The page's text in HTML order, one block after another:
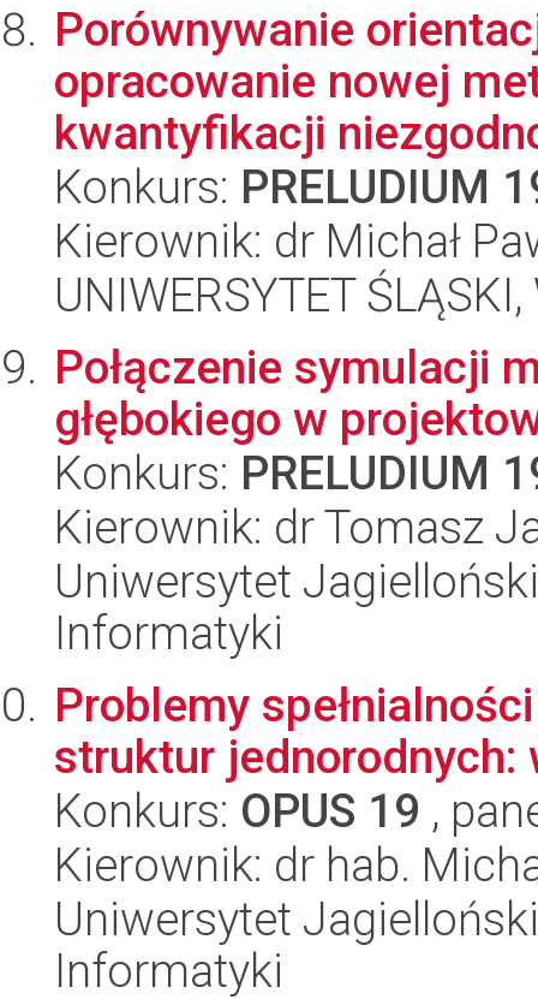
Porównywanie
opracowanie nowej
kwantyfikacji
Konkurs: PRELUDIUM
Kierownik: dr Michał
UNIWERSYTET
Połączenie symulacji
głębokiego w
Konkurs: PRELUDIUM
Kierownik: dr Tomasz
Uniwersytet
Informatyki
Problemy
struktur
Konkurs: OPUS 19 ,
Kierownik: dr hab.
Uniwersytet
Informatyki